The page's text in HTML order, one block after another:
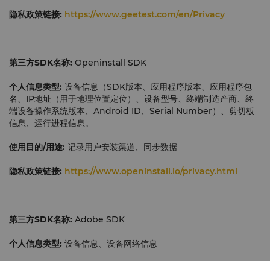
隐私政策链接: https://www.geetest.com/en/Privacy
第三方SDK名称: Openinstall SDK
个人信息类型: 设备信息（SDK版本、应用程序版本、应用程序包
名、IP地址（用于地理位置定位）、设备型号、终端制造产商、终
端设备操作系统版本、Android ID、Serial Number）、剪切板
信息、运行进程信息。
使用目的/用途: 记录用户安装渠道、同步数据
隐私政策链接: https://www.openinstall.io/privacy.html
第三方SDK名称: Adobe SDK
个人信息类型: 设备信息、设备网络信息